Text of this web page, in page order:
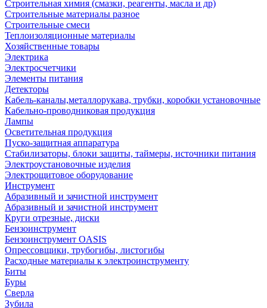
Строительная химия (смазки, реагенты, масла и др)
Строительные материалы разное
Строительные смеси
Теплоизоляционные материалы
Хозяйственные товары
Электрика
Электросчетчики
Элементы питания
Детекторы
Кабель-каналы,металлорукава, трубки, коробки установочные
Кабельно-проводниковая продукция
Лампы
Осветительная продукция
Пуско-защитная аппаратура
Стабилизаторы, блоки защиты, таймеры, источники питания
Электроустановочные изделия
Электрощитовое оборудование
Инструмент
Абразивный и зачистной инструмент
Абразивный и зачистной инструмент
Круги отрезные, диски
Бензоинструмент
Бензоинструмент OASIS
Опрессовщики, трубогибы, листогибы
Расходные материалы к электроинструменту
Биты
Буры
Сверла
Зубила